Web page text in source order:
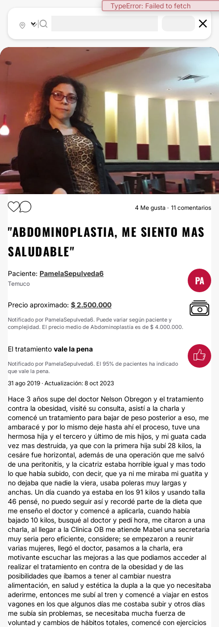
TypeError: Failed to fetch
ABDOMINOPLASTÍA
4 Me gusta 11 comentarios
"ABDOMINOPLASTIA, ME SIENTO MAS
SALUDABLE"
Paciente: PamelaSepulveda6
Temuco PA
Precio aproximado: $ 2.500.000
Notificado por PamelaSepulveda6. Puede variar según paciente y
complejidad. El precio medio de Abdominoplastía es de $ 4.000.000.
El tratamiento vale la pena
Notificado por PamelaSepulveda6. El 95% de pacientes ha indicado
que vale la pena.
31 ago 2019 · Actualización: 8 oct 2023
Hace 3 años supe del doctor Nelson Obregon y el tratamiento
contra la obesidad, visité su consulta, asistí a la charla y
comencé un tratamiento para bajar de peso posterior a eso, me
ambaracé y por lo mismo deje hasta ahí el proceso, tuve una
hermosa hija y el tercero y último de mis hijos, y mi guata cada
vez mas destruida, ya que con la primera hija subí 28 kilos, la
cesáre fue horizontal, además de una operación que me salvó
de una peritonitis, y la cicatriz estaba horrible igual y mas todo
lo que había subido, con decir, que ya ni me miraba mi guatita y
no dejaba que nadie la viera, usaba poleras muy largas y
anchas. Un día cuando ya estaba en los 91 kilos y usando talla
46 pensé, no puedo seguir así y recordé parte de la dieta que
me enseño el doctor y comencé a aplicarla, cuando había
bajado 10 kilos, busqué al doctor y pedí hora, me citaron a una
charla, al llegar a la Clinica OB me atiende Mabel una secretaria
muy seria pero eficiente, considere; se empezaron a reunir
varias mujeres, llegó el doctor, pasamos a la charla, era
motivante escuchar las mejoras a las que podiamos acceder al
realizar el tratamiento en contra de la obesidad y de las
posibilidades que íbamos a tener al cambiar nuestra
alimentación, en salud y estética la dupla a la que yo necesitaba
aderirme, entonces me subí al tren y comencé a viajar en estos
vagones en los que algunos días me costaba subir y otros días
me subía sin problemas, se necesitaba mucha fuerza de
voluntad y cambios de hábitos totales, comencé con ejercicios